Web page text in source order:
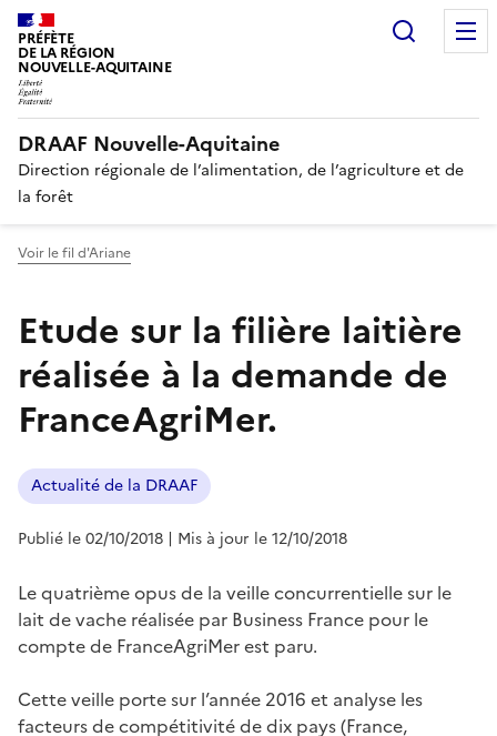
PRÉFÈTE
DE LA RÉGION
NOUVELLE-AQUITAINE
DRAAF Nouvelle-Aquitaine
Direction régionale de l’alimentation, de l’agriculture et de
la forêt
Voir le fil d'Ariane
Etude sur la filière laitière
réalisée à la demande de
FranceAgriMer.
Actualité de la DRAAF
Publié le 02/10/2018 | Mis à jour le 12/10/2018
Le quatrième opus de la veille concurrentielle sur le
lait de vache réalisée par Business France pour le
compte de FranceAgriMer est paru.
Cette veille porte sur l’année 2016 et analyse les
facteurs de compétitivité de dix pays (France,